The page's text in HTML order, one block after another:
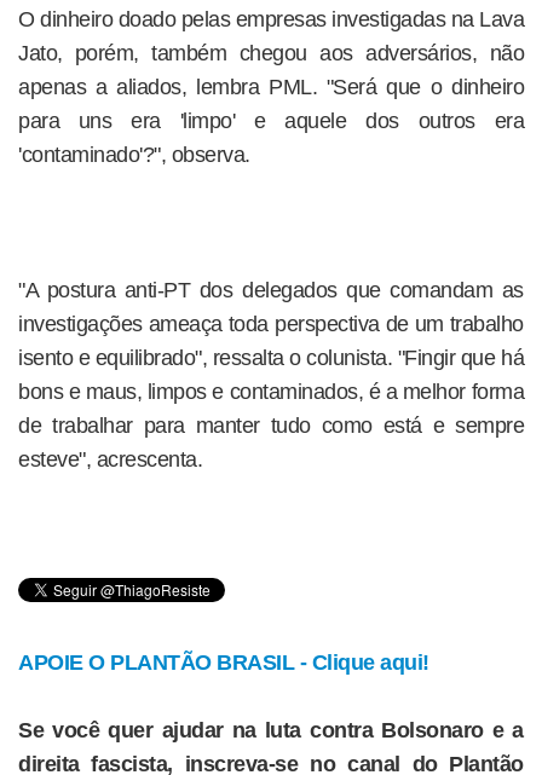
O dinheiro doado pelas empresas investigadas na Lava
Jato, porém, também chegou aos adversários, não
apenas a aliados, lembra PML. "Será que o dinheiro
para uns era 'limpo' e aquele dos outros era
'contaminado'?", observa.
"A postura anti-PT dos delegados que comandam as
investigações ameaça toda perspectiva de um trabalho
isento e equilibrado", ressalta o colunista. "Fingir que há
bons e maus, limpos e contaminados, é a melhor forma
de trabalhar para manter tudo como está e sempre
esteve", acrescenta.
APOIE O PLANTÃO BRASIL - Clique aqui!
Se você quer ajudar na luta contra Bolsonaro e a
direita fascista, inscreva-se no canal do Plantão